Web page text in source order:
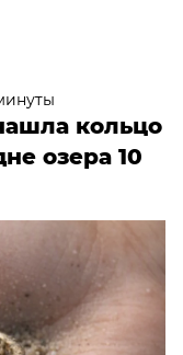
кольцо
озера 10